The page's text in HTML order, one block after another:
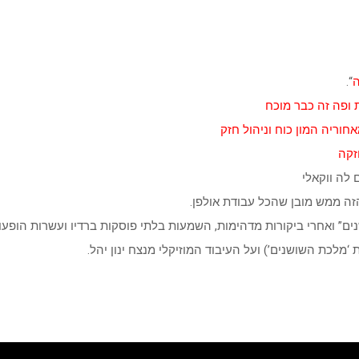
“.
ופה זה כבר מוכח
המון כוח וניהול חזק
ווקאלי
ממש מובן שהכל עבודת אולפן.
השושנים’) ועל העיבוד המוזיקלי מנצח ינון יהל.